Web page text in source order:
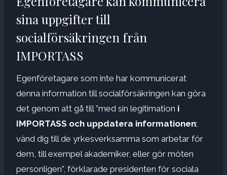
sina uppgifter till
socialförsäkringen från
IMPORTASS
Egenföretagare som inte har kommunicerat
denna information till socialförsäkringen kan göra
det genom att gå till ”med sin legitimation i
IMPORTASS och uppdatera informationen;
vänd dig till de yrkesverksamma som arbetar för
dem, till exempel akademiker, eller gör möten
personligen”, förklarade presidenten för sociala